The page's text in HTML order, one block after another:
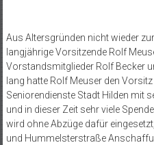
Aus Altersgründen nicht wieder
langjährige Vorsitzende Rolf
Vorstandsmitglieder Rolf Becker
lang hatte Rolf Meuser den
Seniorendienste Stadt Hilden mit
und in dieser Zeit sehr viele
wird ohne Abzüge dafür
und Hummelsterstraße